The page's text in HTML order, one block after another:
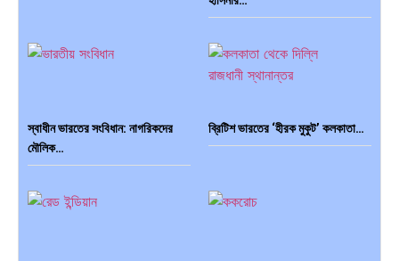
স্বাধীন ভারতের সংবিধান: নাগরিকদের
মৌলিক…
ব্রিটিশ ভারতের ‘হীরক মুকুট’ কলকাতা…